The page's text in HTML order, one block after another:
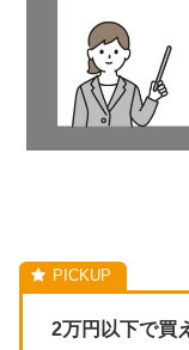
2万円以下で買